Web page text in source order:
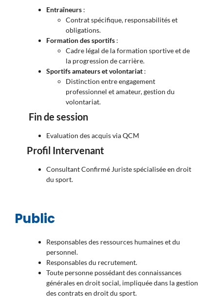
Entraîneurs :
Contrat spécifique, responsabilités et
obligations.
Formation des sportifs :
Cadre légal de la formation sportive et de
la progression de carrière.
Sportifs amateurs et volontariat :
Distinction entre engagement
professionnel et amateur, gestion du
volontariat.
Fin de session
Evaluation des acquis via QCM
Profil Intervenant
Consultant Confirmé Juriste spécialisée en droit
du sport.
Public
Responsables des ressources humaines et du
personnel.
Responsables du recrutement.
Toute personne possédant des connaissances
générales en droit social, impliquée dans la gestion
des contrats en droit du sport.